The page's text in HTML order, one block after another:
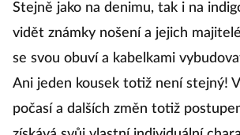
Stejně jako na denimu, tak i na
vidět známky nošení a jejich
se svou obuví a kabelkami
Ani jeden kousek totiž není stejný!
počasí a dalších změn totiž